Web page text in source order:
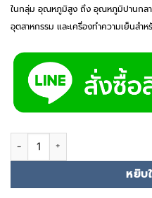
ในกลุ่ม อุณหภูมิสูง ถึง อุณหภูมิปานกลา
อุตสาหกรรม และเครื่องทำความเย็นสำห
จำนวน น้ำยาแอร์ R134a ยี่ห้อ
หยิบ